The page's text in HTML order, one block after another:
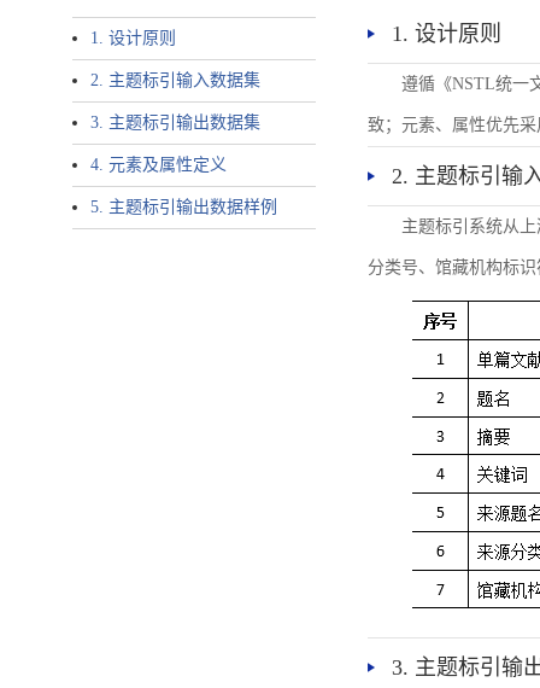
1. 设计原则
2. 主题标引输入数据集
3. 主题标引输出数据集
4. 元素及属性定义
5. 主题标引输出数据样例
1. 设计原则
遵循《NSTL统一
致；元素、属性优先
2. 主题标引输
主题标引系统从
分类号、馆藏机构标
3. 主题标引输